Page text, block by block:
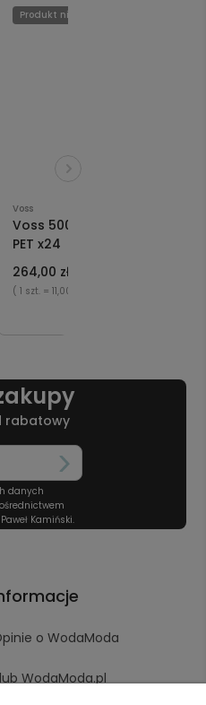
Voss
Voss 500 ml Niegazowana
PET x24
264,00 zł
( 1 szt. = 11,00 zł )
Produkt niedostępny
rabatowy
danych
Kamiński.
o WodaModa
WodaModa.pl